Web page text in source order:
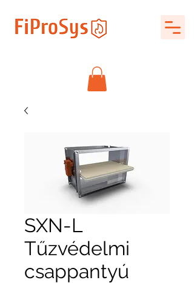
SXN-L
Tűzvédelmi
csappantyú